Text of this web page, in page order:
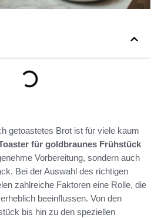
getoastetes Brot ist für viele kaum
für goldbraunes Frühstück
Vorbereitung, sondern auch
Bei der Auswahl des richtigen
zahlreiche Faktoren eine Rolle, die
beeinflussen. Von den
bis hin zu den speziellen